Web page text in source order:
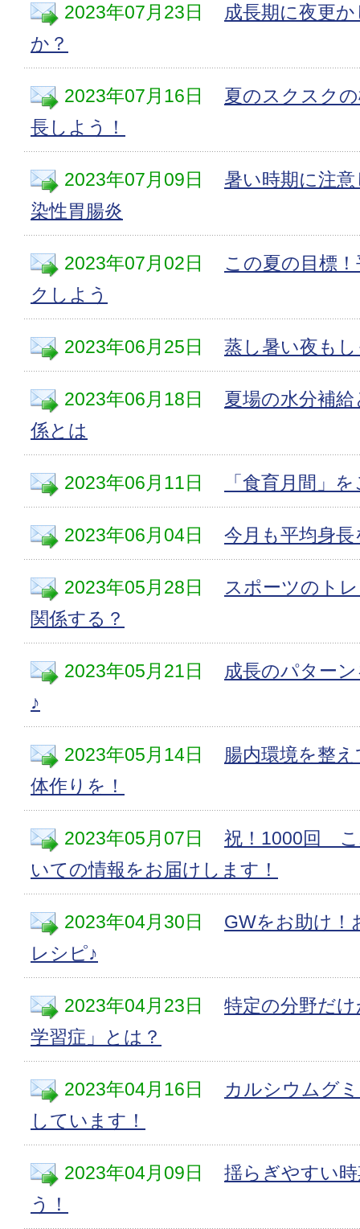
2023年07月23日
成長期に夜更
か？
2023年07月16日
夏のスクスク
長しよう！
2023年07月09日
暑い時期に注
染性胃腸炎
2023年07月02日
この夏の目標
クしよう
2023年06月25日 蒸し暑い夜も
2023年06月18日
夏場の水分補
係とは
2023年06月11日 「食育月間」
2023年06月04日 今月も平均身
2023年05月28日
スポーツのト
関係する？
2023年05月21日
成長のパター
♪
2023年05月14日
腸内環境を整
体作りを！
2023年05月07日
祝！1000回 こ
いての情報をお届けします！
2023年04月30日
GWをお助け！
レシピ♪
2023年04月23日
特定の分野だ
学習症」とは？
2023年04月16日
カルシウムグ
しています！
2023年04月09日
揺らぎやすい
う！